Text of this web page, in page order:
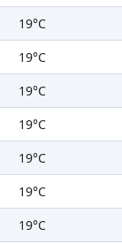
19°C
19°C
19°C
19°C
19°C
19°C
19°C